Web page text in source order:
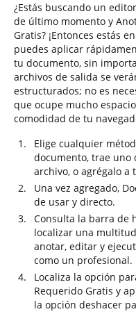
¿Estás buscando un
de último momento y
Gratis? ¡Entonces estás
puedes aplicar
tu documento, sin
archivos de salida se
estructurados; no es
que ocupe mucho
comodidad de tu
Elige cualquier
documento, trae uno
archivo, o agrégalo a
Una vez agregado,
de usar y directo.
Consulta la barra de
localizar una
anotar, editar y
como un profesional.
Localiza la opción
Requerido Gratis y
la opción deshacer